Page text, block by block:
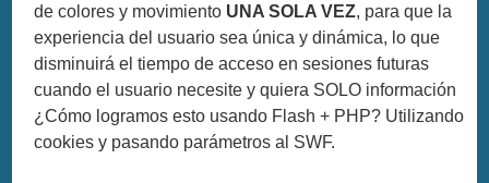
de colores y movimiento UNA SOLA VEZ, para que la
experiencia del usuario sea única y dinámica, lo que
disminuirá el tiempo de acceso en sesiones futuras
cuando el usuario necesite y quiera SOLO información
¿Cómo logramos esto usando Flash + PHP? Utilizando
cookies y pasando parámetros al SWF.